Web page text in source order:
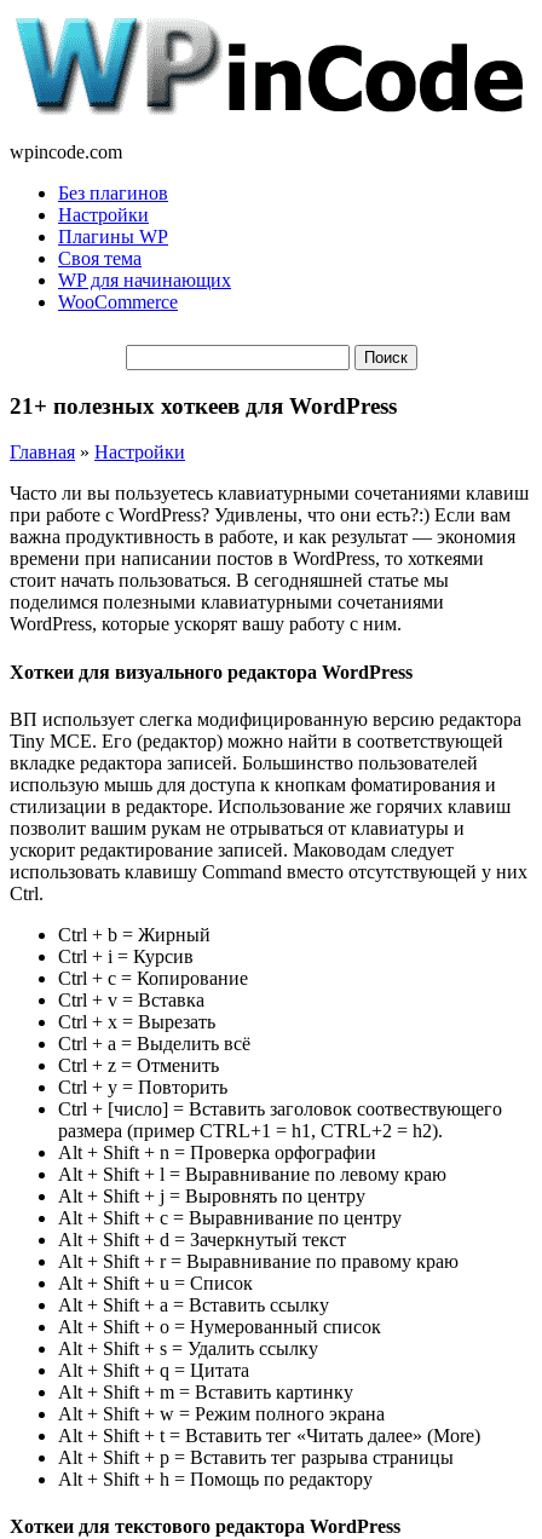
wpincode.com
Без плагинов
Настройки
Плагины WP
Своя тема
WP для начинающих
WooCommerce
21+ полезных хоткеев для WordPress
Главная » Настройки
Часто ли вы пользуетесь клавиатурными сочетаниями клавиш
при работе с WordPress? Удивлены, что они есть?:) Если вам
важна продуктивность в работе, и как результат — экономия
времени при написании постов в WordPress, то хоткеями
стоит начать пользоваться. В сегодняшней статье мы
поделимся полезными клавиатурными сочетаниями
WordPress, которые ускорят вашу работу с ним.
Хоткеи для визуального редактора WordPress
ВП использует слегка модифицированную версию редактора
Tiny MCE. Его (редактор) можно найти в соответствующей
вкладке редактора записей. Большинство пользователей
использую мышь для доступа к кнопкам фоматирования и
стилизации в редакторе. Использование же горячих клавиш
позволит вашим рукам не отрываться от клавиатуры и
ускорит редактирование записей. Маководам следует
использовать клавишу Command вместо отсутствующей у них
Ctrl.
Ctrl + b = Жирный
Ctrl + i = Курсив
Ctrl + c = Копирование
Ctrl + v = Вставка
Ctrl + x = Вырезать
Ctrl + a = Выделить всё
Ctrl + z = Отменить
Ctrl + y = Повторить
Ctrl + [число] = Вставить заголовок соотвествующего
размера (пример CTRL+1 = h1, CTRL+2 = h2).
Alt + Shift + n = Проверка орфографии
Alt + Shift + l = Выравнивание по левому краю
Alt + Shift + j = Выровнять по центру
Alt + Shift + c = Выравнивание по центру
Alt + Shift + d = Зачеркнутый текст
Alt + Shift + r = Выравнивание по правому краю
Alt + Shift + u = Список
Alt + Shift + a = Вставить ссылку
Alt + Shift + o = Нумерованный список
Alt + Shift + s = Удалить ссылку
Alt + Shift + q = Цитата
Alt + Shift + m = Вставить картинку
Alt + Shift + w = Режим полного экрана
Alt + Shift + t = Вставить тег «Читать далее» (More)
Alt + Shift + p = Вставить тег разрыва страницы
Alt + Shift + h = Помощь по редактору
Хоткеи для текстового редактора WordPress